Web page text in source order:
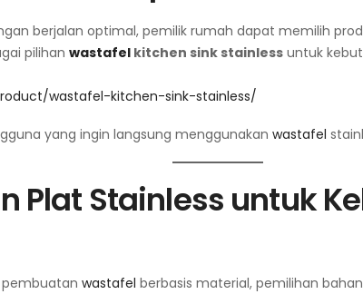
berjalan optimal, pemilik rumah dapat memilih
pilihan wastafel kitchen sink stainless untuk
wastafel-kitchen-sink-stainless/
yang ingin langsung menggunakan wastafel
Plat Stainless untuk
wastafel berbasis material, pemilihan